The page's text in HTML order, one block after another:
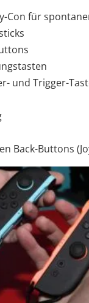
Con für
und Trigger-
Back-Buttons